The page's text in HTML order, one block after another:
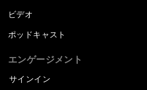
ビデオ
ポッドキャスト
エンゲージメント
サインイン